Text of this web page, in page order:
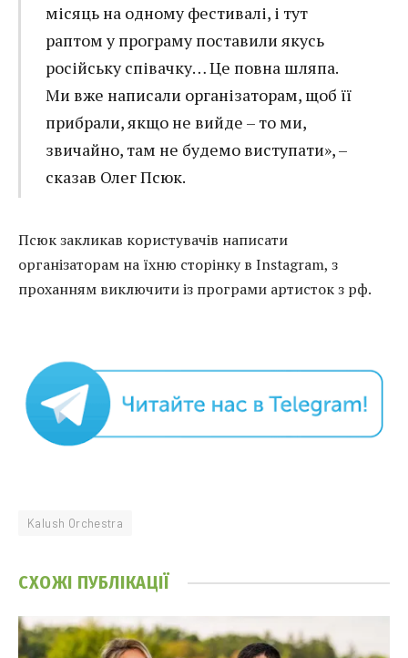
місяць на одному фестивалі, і тут
раптом у програму поставили якусь
російську співачку… Це повна шляпа.
Ми вже написали організаторам, щоб її
прибрали, якщо не вийде – то ми,
звичайно, там не будемо виступати», –
сказав Олег Псюк.
Псюк закликав користувачів написати
організаторам на їхню сторінку в Instagram, з
проханням виключити із програми артисток з рф.
Kalush Orchestra
СХОЖІ ПУБЛІКАЦІЇ